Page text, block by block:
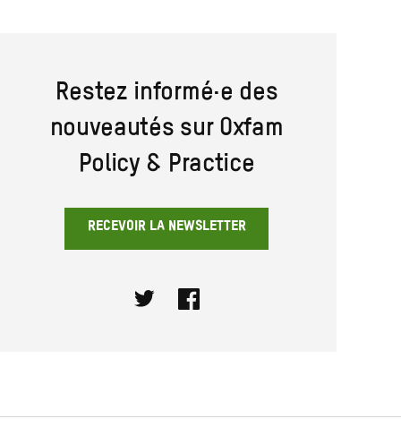
Restez informé·e des
nouveautés sur Oxfam
Policy & Practice
RECEVOIR LA NEWSLETTER